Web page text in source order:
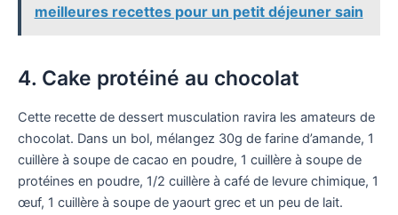
meilleures recettes pour un petit déjeuner sain
4. Cake protéiné au chocolat
Cette recette de dessert musculation ravira les amateurs de
chocolat. Dans un bol, mélangez 30g de farine d’amande, 1
cuillère à soupe de cacao en poudre, 1 cuillère à soupe de
protéines en poudre, 1/2 cuillère à café de levure chimique, 1
œuf, 1 cuillère à soupe de yaourt grec et un peu de lait.